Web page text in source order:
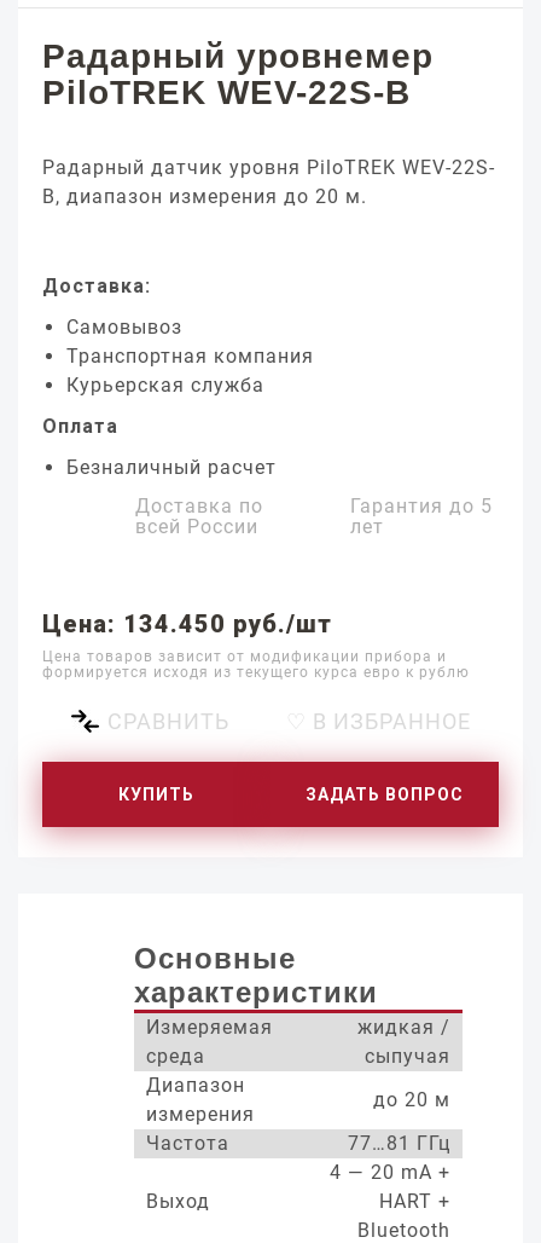
Радарный уровнемер
PiloTREK WEV-22S-B
Радарный датчик уровня PiloTREK WEV-22S-
B, диапазон измерения до 20 м.
Доставка:
Самовывоз
Транспортная компания
Курьерская служба
Оплата
Безналичный расчет
Доставка по
всей России
Гарантия до 5
лет
Цена: 134.450 руб./шт
Цена товаров зависит от модификации прибора и
формируется исходя из текущего курса евро к рублю
СРАВНИТЬ ♡ В ИЗБРАННОЕ
КУПИТЬ ЗАДАТЬ ВОПРОС
Основные
характеристики
Измеряемая
среда
жидкая /
сыпучая
Диапазон
измерения
до 20 м
Частота
77…81 ГГц
Выход
4 — 20 mA +
HART +
Bluetooth